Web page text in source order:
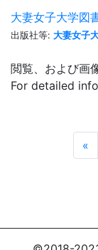
大妻女子大学図
出版社等: 大妻女子
閲覧、および画
For detailed
«